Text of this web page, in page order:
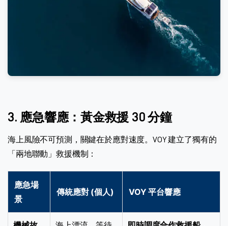
3. 應急響應：黃金救援 30 分鐘
海上風險不可預測，關鍵在於應對速度。VOY 建立了獨有的
「兩地聯動」救援機制：
應急場
景
傳統應對 (個人) VOY 平台響應